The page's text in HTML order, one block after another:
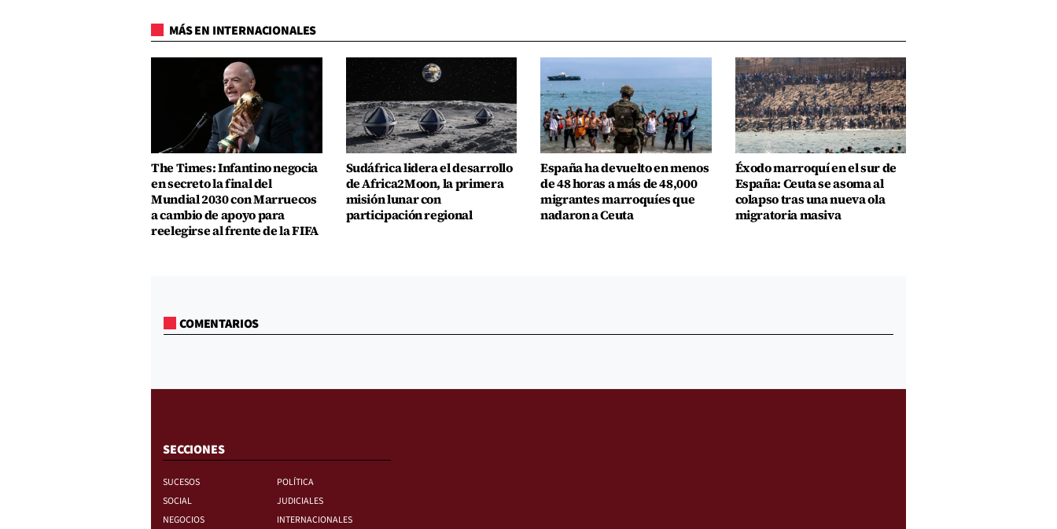
MÁS EN INTERNACIONALES
The Times: Infantino negocia
en secreto la final del
Mundial 2030 con Marruecos
a cambio de apoyo para
reelegirse al frente de la FIFA
Sudáfrica lidera el desarrollo
de Africa2Moon, la primera
misión lunar con
participación regional
España ha devuelto en menos
de 48 horas a más de 48,000
migrantes marroquíes que
nadaron a Ceuta
Éxodo marroquí en el sur de
España: Ceuta se asoma al
colapso tras una nueva ola
migratoria masiva
COMENTARIOS
SECCIONES
SUCESOS
POLÍTICA
SOCIAL
JUDICIALES
NEGOCIOS
INTERNACIONALES